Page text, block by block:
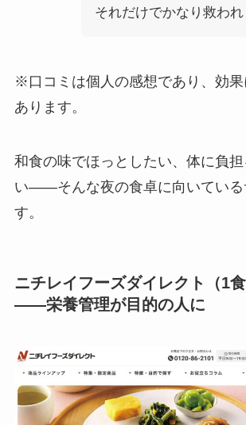
それだけでかなり救われ
※口コミは個人の感想であり、効
あります。
和食の味でほっとしたい、体に負
い——そんな夜の食卓に向いている
す。
ニチレイフーズダイレクト（1食
——栄養管理が目的の人に